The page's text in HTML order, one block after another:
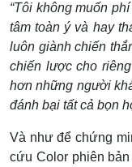
“Tôi không muốn
tâm toàn ý và hay
luôn giành chiến
chiến lược cho
hơn những người
đánh bại tất cả bọn
Và như để chứng
cứu Color phiên